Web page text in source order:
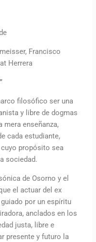
Francisco
Herrera
filosófico ser una
y libre de dogmas
mera enseñanza,
cada estudiante,
propósito sea
sociedad.
de Osorno y el
el actuar del ex
por un espíritu
anclados en los
justa, libre e
presente y futuro la